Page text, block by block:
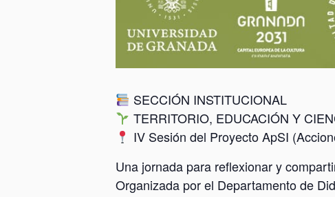
SECCIÓN INSTITUCIONAL
TERRITORIO, EDUCACIÓN Y
IV Sesión del Proyecto ApSI
Una jornada para reflexionar y
Organizada por el Departamento de